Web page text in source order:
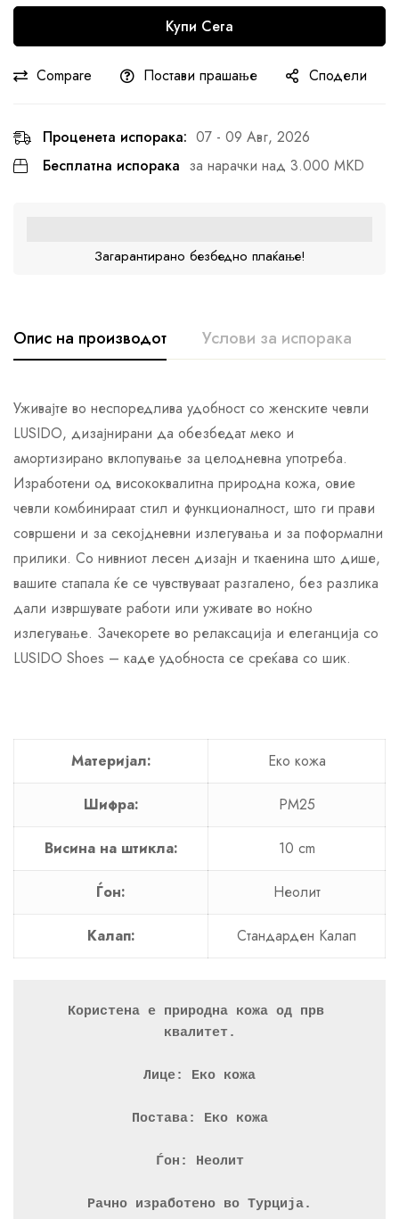
Купи Сега
Compare Постави прашање Сподели
Проценета испорака: 07 - 09 Авг, 2026
Бесплатна испорака за нарачки над 3.000 MKD
Загарантирано безбедно плаќање!
Опис на производот Услови за испорака
Уживајте во неспоредлива удобност со женските чевли
LUSIDO, дизајнирани да обезбедат меко и
амортизирано вклопување за целодневна употреба.
Изработени од висококвалитна природна кожа, овие
чевли комбинираат стил и функционалност, што ги прави
совршени и за секојдневни излегувања и за поформални
прилики. Со нивниот лесен дизајн и ткаенина што дише,
вашите стапала ќе се чувствуваат разгалено, без разлика
дали извршувате работи или уживате во ноќно
излегување. Зачекорете во релаксација и елеганција со
LUSIDO Shoes – каде удобноста се среќава со шик.
Материјал: Еко кожа
Шифра: PM25
Висина на штикла: 10 cm
Ѓон: Неолит
Калап: Стандарден Калап
Користена е природна кожа од прв
квалитет.
Лице: Еко кожа
Постава: Еко кожа
Ѓон: Неолит
Рачно изработено во Турција.